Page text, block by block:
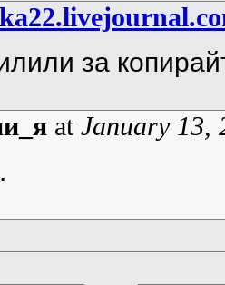
за
at January 13,